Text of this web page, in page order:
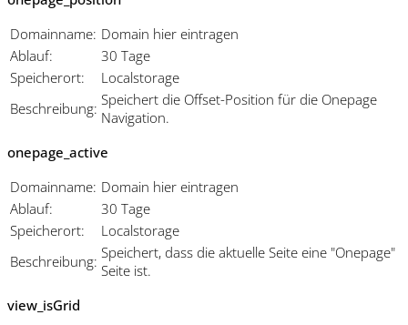
Domainname: Domain hier eintragen
Ablauf:
30 Tage
Speicherort:
Localstorage
Beschreibung: Speichert die Offset-Position für die Onepage
Navigation.
onepage_active
Domainname: Domain hier eintragen
Ablauf:
30 Tage
Speicherort:
Localstorage
Beschreibung: Speichert, dass die aktuelle Seite eine "Onepage"
Seite ist.
view_isGrid